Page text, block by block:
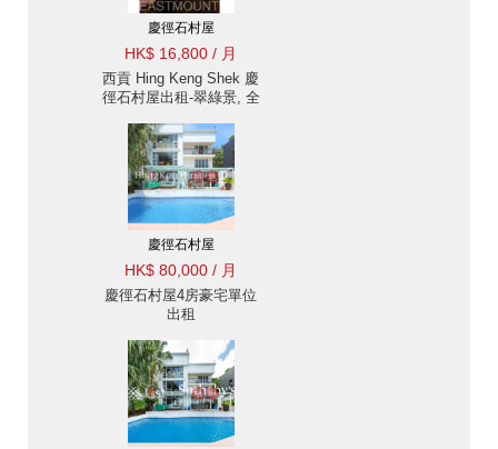
慶徑石村屋
HK$ 16,800 / 月
西貢 Hing Keng Shek 慶
徑石村屋出租-翠綠景, 全
慶徑石村屋
HK$ 80,000 / 月
慶徑石村屋4房豪宅單位
出租